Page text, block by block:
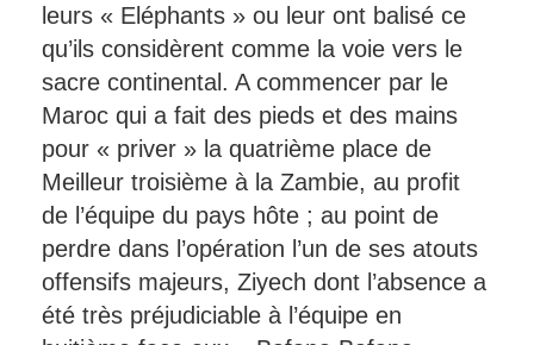
leurs « Eléphants » ou leur ont balisé ce
qu’ils considèrent comme la voie vers le
sacre continental. A commencer par le
Maroc qui a fait des pieds et des mains
pour « priver » la quatrième place de
Meilleur troisième à la Zambie, au profit
de l’équipe du pays hôte ; au point de
perdre dans l’opération l’un de ses atouts
offensifs majeurs, Ziyech dont l’absence a
été très préjudiciable à l’équipe en